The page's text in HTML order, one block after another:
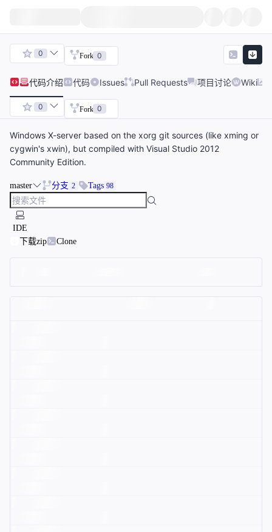
0 Fork 0
代码介绍 代码 Issues Pull Requests 项目讨论 Wiki
0 Fork 0
Windows X-server based on the xorg git sources (like xming or
cygwin's xwin), but compiled with Visual Studio 2012
Community Edition.
master 分支 2 Tags 98
IDE
下载zip
Clone